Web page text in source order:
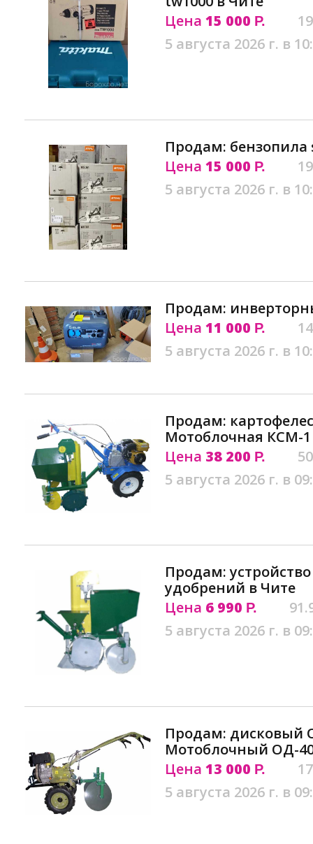
Цена 15 000 Р.
5 августа 2026 г. в
Продам: бензопила
Цена 15 000 Р.
5 августа 2026 г. в
Продам:
Цена 11 000 Р.
5 августа 2026 г. в
Продам:
Мотоблочная КСМ-1
Цена 38 200 Р.
5 августа 2026 г. в
Продам:
удобрений в Чите
Цена 6 990 Р.
5 августа 2026 г. в
Продам: дисковый
Мотоблочный ОД-
Цена 13 000 Р.
5 августа 2026 г. в